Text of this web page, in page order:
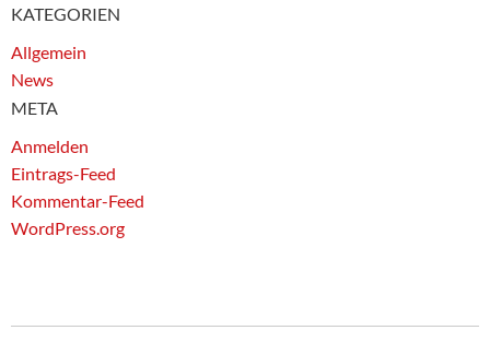
KATEGORIEN
Allgemein
News
META
Anmelden
Eintrags-Feed
Kommentar-Feed
WordPress.org